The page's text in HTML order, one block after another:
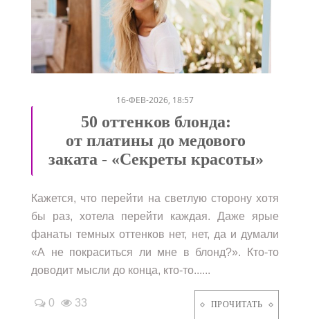
/
16-ФЕВ-2026, 18:57
50 оттенков блонда:
от платины до медового
заката - «Секреты красоты»
Кажется, что перейти на светлую сторону хотя
бы раз, хотела перейти каждая. Даже ярые
фанаты темных оттенков нет, нет, да и думали
«А не покраситься ли мне в блонд?». Кто-то
доводит мысли до конца, кто-то......
0 33 ПРОЧИТАТЬ